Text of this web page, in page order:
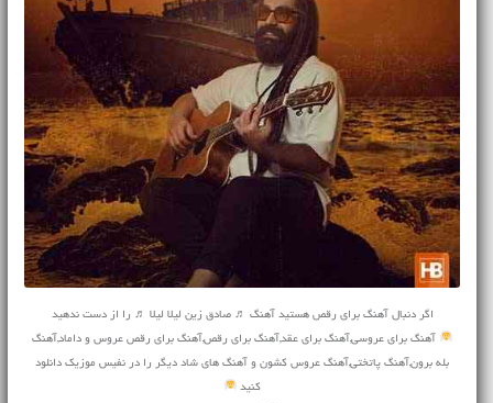
اگر دنبال آهنگ برای رقص هستید آهنگ ♬ صادق زین لیلا لیلا ♬ را از دست ندهید
آهنگ برای عروسی,آهنگ برای عقد,آهنگ برای رقص,آهنگ برای رقص عروس و داماد,آهنگ
بله برون,آهنگ پاتختی,آهنگ عروس کشون و آهنگ های شاد دیگر را در نفیس موزیک دانلود
کنید